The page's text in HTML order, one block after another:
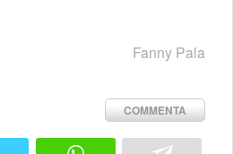
Fanny Pala
COMMENTA